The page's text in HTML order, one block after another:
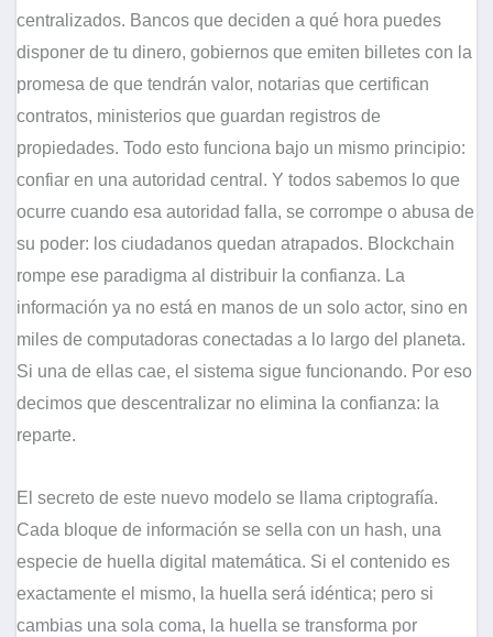
centralizados. Bancos que deciden a qué hora puedes
disponer de tu dinero, gobiernos que emiten billetes con la
promesa de que tendrán valor, notarias que certifican
contratos, ministerios que guardan registros de
propiedades. Todo esto funciona bajo un mismo principio:
confiar en una autoridad central. Y todos sabemos lo que
ocurre cuando esa autoridad falla, se corrompe o abusa de
su poder: los ciudadanos quedan atrapados. Blockchain
rompe ese paradigma al distribuir la confianza. La
información ya no está en manos de un solo actor, sino en
miles de computadoras conectadas a lo largo del planeta.
Si una de ellas cae, el sistema sigue funcionando. Por eso
decimos que descentralizar no elimina la confianza: la
reparte.
El secreto de este nuevo modelo se llama criptografía.
Cada bloque de información se sella con un hash, una
especie de huella digital matemática. Si el contenido es
exactamente el mismo, la huella será idéntica; pero si
cambias una sola coma, la huella se transforma por